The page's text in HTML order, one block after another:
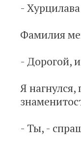
-
Фамилия
- Дорогой,
Я нагнулся,
- Ты, -